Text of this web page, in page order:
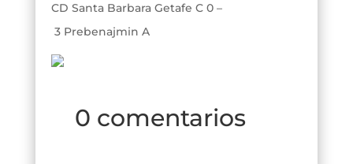
CD Santa Barbara Getafe C 0 –
3 Prebenajmin A
0 comentarios